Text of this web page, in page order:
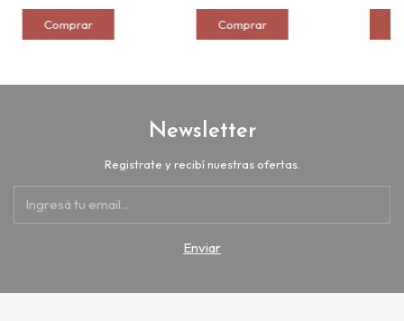
Newsletter
Registrate y recibí nuestras ofertas.